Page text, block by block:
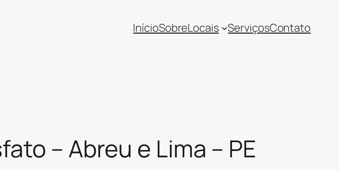
InícioSobreLocais ServiçosContato
– Abreu e Lima – PE